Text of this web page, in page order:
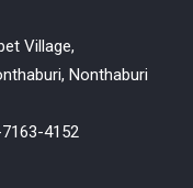
Village,
Nonthaburi
4152